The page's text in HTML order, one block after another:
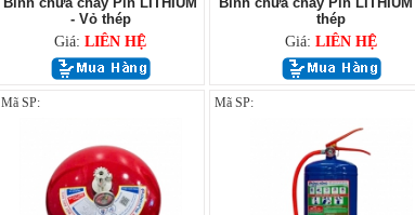
- Vỏ thép
Giá: LIÊN HỆ
thép
Giá: LIÊN HỆ
Mã SP: Mã SP: